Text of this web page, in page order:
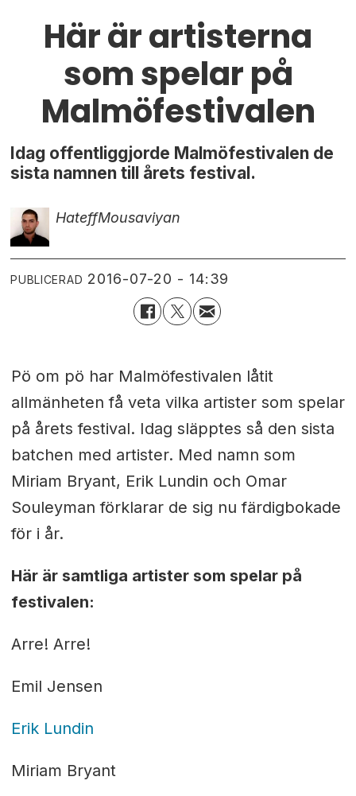
Här är artisterna
som spelar på
Malmöfestivalen
Idag offentliggjorde Malmöfestivalen de
sista namnen till årets festival.
HateffMousaviyan
PUBLICERAD 2016-07-20 - 14:39
Pö om pö har Malmöfestivalen låtit
allmänheten få veta vilka artister som spelar
på årets festival. Idag släpptes så den sista
batchen med artister. Med namn som
Miriam Bryant, Erik Lundin och Omar
Souleyman förklarar de sig nu färdigbokade
för i år.
Här är samtliga artister som spelar på
festivalen:
Arre! Arre!
Emil Jensen
Erik Lundin
Miriam Bryant